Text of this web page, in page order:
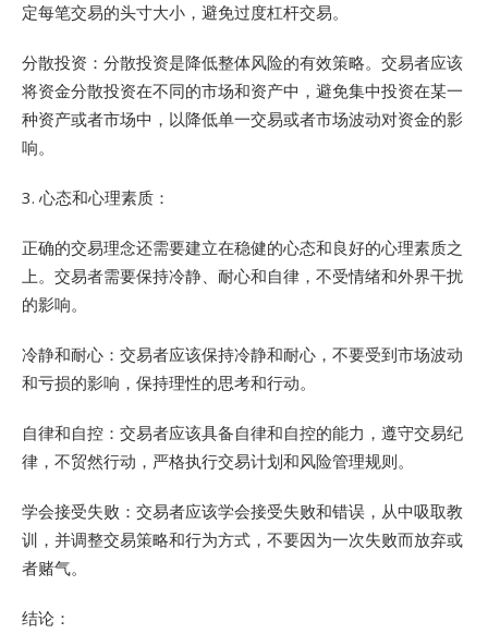
定每笔交易的头寸大小，避免过度杠杆交易。
分散投资：分散投资是降低整体风险的有效策略。交易者应该
将资金分散投资在不同的市场和资产中，避免集中投资在某一
种资产或者市场中，以降低单一交易或者市场波动对资金的影
响。
3. 心态和心理素质：
正确的交易理念还需要建立在稳健的心态和良好的心理素质之
上。交易者需要保持冷静、耐心和自律，不受情绪和外界干扰
的影响。
冷静和耐心：交易者应该保持冷静和耐心，不要受到市场波动
和亏损的影响，保持理性的思考和行动。
自律和自控：交易者应该具备自律和自控的能力，遵守交易纪
律，不贸然行动，严格执行交易计划和风险管理规则。
学会接受失败：交易者应该学会接受失败和错误，从中吸取教
训，并调整交易策略和行为方式，不要因为一次失败而放弃或
者赌气。
结论：